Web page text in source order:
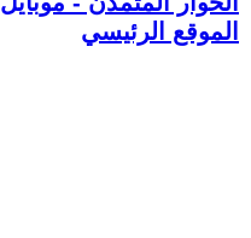
الموقع الرئيسي